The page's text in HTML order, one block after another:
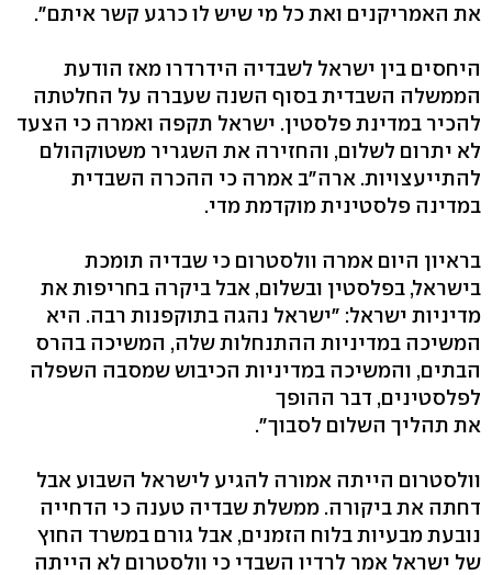
את האמריקנים ואת כל מי שיש לו כרגע קשר איתם".
היחסים בין ישראל לשבדיה הידרדרו מאז הודעת
הממשלה השבדית בסוף השנה שעברה על החלטתה
להכיר במדינת פלסטין. ישראל תקפה ואמרה כי הצעד
לא יתרום לשלום, והחזירה את השגריר משטוקהולם
להתייעצויות. ארה"ב אמרה כי ההכרה השבדית
במדינה פלסטינית מוקדמת מדי.
בראיון היום אמרה וולסטרום כי שבדיה תומכת
בישראל, בפלסטין ובשלום, אבל ביקרה בחריפות את
מדיניות ישראל: "ישראל נהגה בתוקפנות רבה. היא
המשיכה במדיניות ההתנחלות שלה, המשיכה בהרס
הבתים, והמשיכה במדיניות הכיבוש שמסבה השפלה
לפלסטינים, דבר ההופך
את תהליך השלום לסבוך".
וולסטרום הייתה אמורה להגיע לישראל השבוע אבל
דחתה את ביקורה. ממשלת שבדיה טענה כי הדחייה
נובעת מבעיות בלוח הזמנים, אבל גורם במשרד החוץ
של ישראל אמר לרדיו השבדי כי וולסטרום לא הייתה